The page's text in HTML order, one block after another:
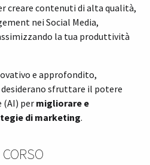
creare contenuti di alta qualità,
nei Social Media,
la tua produttività
e approfondito,
sfruttare il potere
permigliorare e
di marketing.